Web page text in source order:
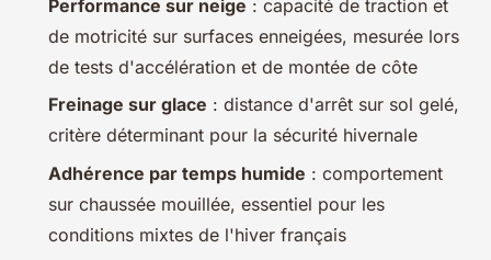
Performance sur neige : capacité de traction et
de motricité sur surfaces enneigées, mesurée lors
de tests d'accélération et de montée de côte
Freinage sur glace : distance d'arrêt sur sol gelé,
critère déterminant pour la sécurité hivernale
Adhérence par temps humide : comportement
sur chaussée mouillée, essentiel pour les
conditions mixtes de l'hiver français